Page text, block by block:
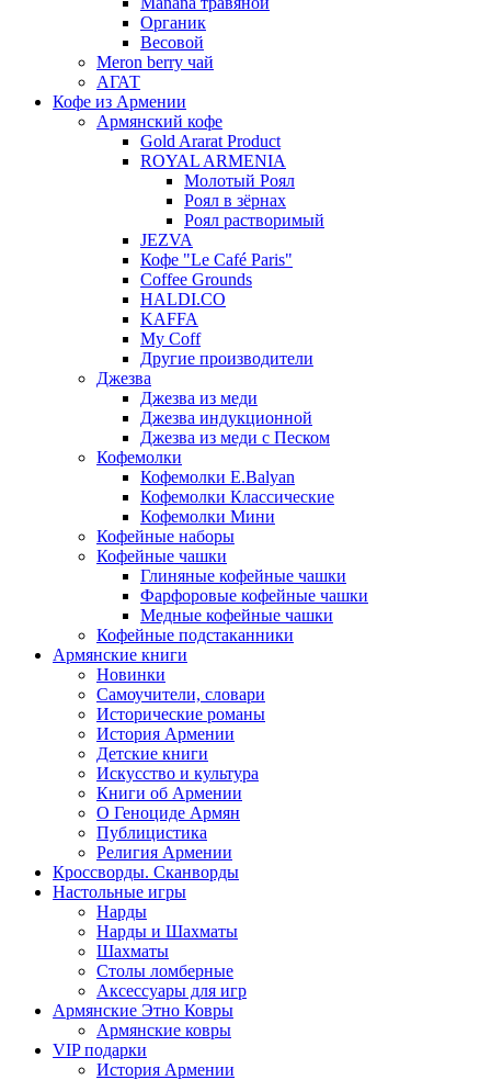
Органик
Весовой
Meron berry чай
АГАТ
Кофе из Армении
Армянский кофе
Gold Ararat Product
ROYAL ARMENIA
Молотый Роял
Роял в зёрнах
Роял растворимый
JEZVA
Кофе "Le Café Paris"
Coffee Grounds
HALDI.CO
KAFFA
My Coff
Другие производители
Джезва
Джезва из меди
Джезва индукционной
Джезва из меди с Песком
Кофемолки
Кофемолки E.Balyan
Кофемолки Классические
Кофемолки Мини
Кофейные наборы
Кофейные чашки
Глиняные кофейные чашки
Фарфоровые кофейные чашки
Медные кофейные чашки
Кофейные подстаканники
Армянские книги
Новинки
Самоучители, словари
Исторические романы
История Армении
Детские книги
Иcкусство и культура
Книги об Армении
О Геноциде Армян
Публицистика
Религия Армении
Кроссворды. Сканворды
Настольные игры
Нарды
Нарды и Шахматы
Шахматы
Столы ломберные
Аксессуары для игр
Армянские Этно Ковры
Армянские ковры
VIP подарки
История Армении